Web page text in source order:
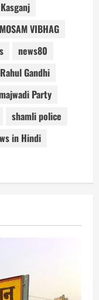
Kasganj
MOSAM VIBHAG
news80
Rahul Gandhi
Party
shamli police
in Hindi